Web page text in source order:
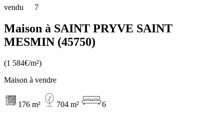
vendu 7
Maison à SAINT PRYVE SAINT
MESMIN (45750)
(1 584€/m²)
Maison à vendre
176 m² 704 m²
6